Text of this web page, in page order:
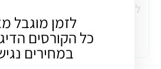
לבריאים
. וכל פעם שאני הופכת
אני מופתעת כמה זה
לזמן מוגבל
כל הקורסים
במחירים